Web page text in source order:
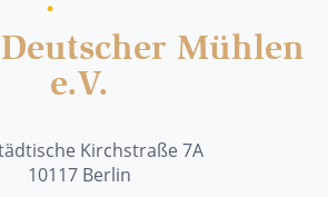
Mühlen
e.V.
Kirchstraße 7A
10117 Berlin